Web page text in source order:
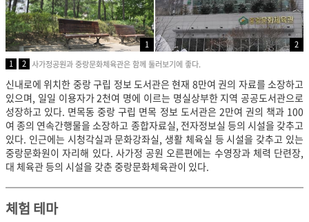
1
2
1
2 사가정공원과 중랑문화체육관은 함께 둘러보기에 좋다.
신내로에 위치한 중랑 구립 정보 도서관은 현재 8만여 권의 자료를 소장하고
있으며, 일일 이용자가 2천여 명에 이르는 명실상부한 지역 공공도서관으로
성장하고 있다. 면목동 중랑 구립 면목 정보 도서관은 2만여 권의 책과 100
여 종의 연속간행물을 소장하고 종합자료실, 전자정보실 등의 시설을 갖추고
있다. 인근에는 시청각실과 문화강좌실, 생활 체육실 등 시설을 갖추고 있는
중랑문화원이 자리해 있다. 사가정 공원 오른편에는 수영장과 체력 단련장,
대 체육관 등의 시설을 갖춘 중랑문화체육관이 있다.
체험 테마